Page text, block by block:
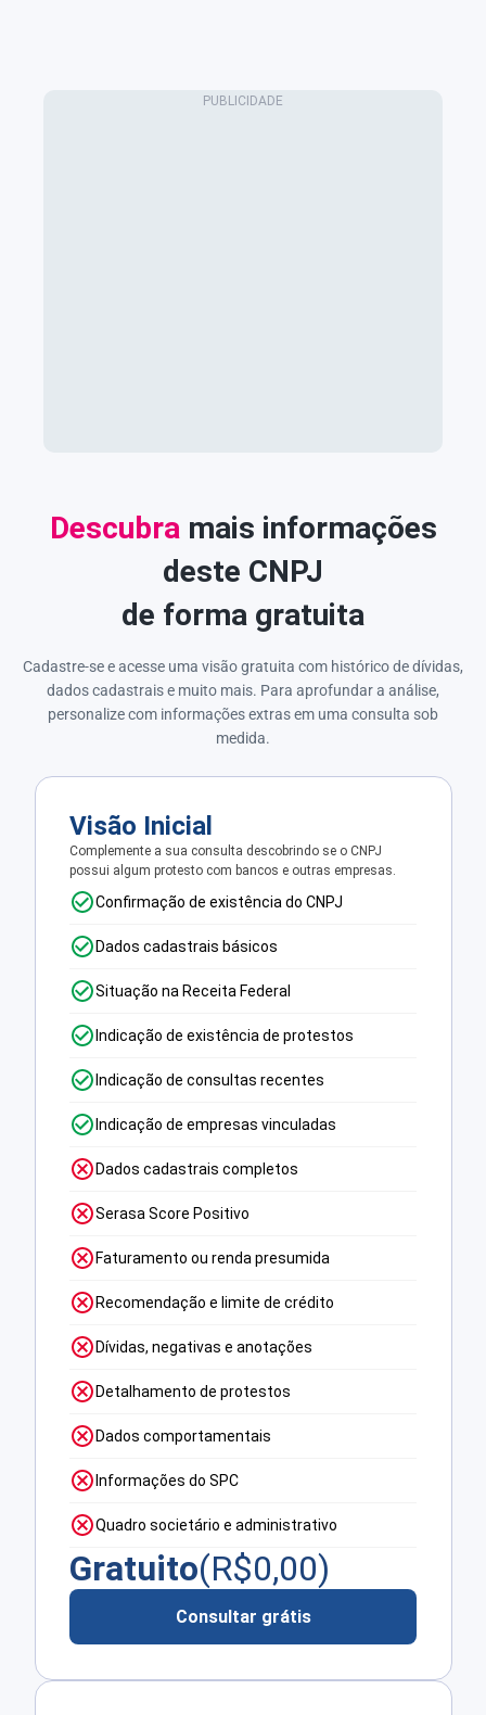
Descubra mais informações
deste CNPJ
de forma gratuita
Cadastre-se e acesse uma visão gratuita com histórico de dívidas,
dados cadastrais e muito mais. Para aprofundar a análise,
personalize com informações extras em uma consulta sob
medida.
Visão Inicial
Complemente a sua consulta descobrindo se o CNPJ
possui algum protesto com bancos e outras empresas.
Confirmação de existência do CNPJ
Dados cadastrais básicos
Situação na Receita Federal
Indicação de existência de protestos
Indicação de consultas recentes
Indicação de empresas vinculadas
Dados cadastrais completos
Serasa Score Positivo
Faturamento ou renda presumida
Recomendação e limite de crédito
Dívidas, negativas e anotações
Detalhamento de protestos
Dados comportamentais
Informações do SPC
Quadro societário e administrativo
Gratuito(R$0,00)
Consultar grátis